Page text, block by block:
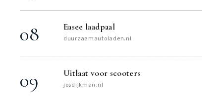
08 Easee laadpaal
duurzaamautoladen.nl
09 Uitlaat voor scooters
josdijkman.nl